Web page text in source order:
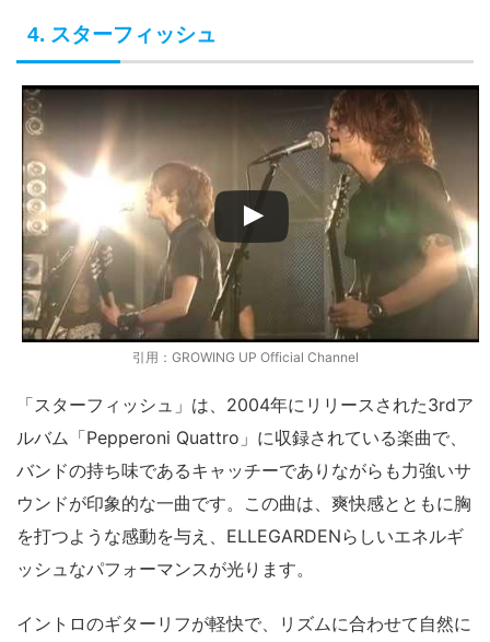
4. スターフィッシュ
引用：GROWING UP Official Channel
「スターフィッシュ」は、2004年にリリースされた3rdア
ルバム「Pepperoni Quattro」に収録されている楽曲で、
バンドの持ち味であるキャッチーでありながらも力強いサ
ウンドが印象的な一曲です。この曲は、爽快感とともに胸
を打つような感動を与え、ELLEGARDENらしいエネルギ
ッシュなパフォーマンスが光ります。
イントロのギターリフが軽快で、リズムに合わせて自然に